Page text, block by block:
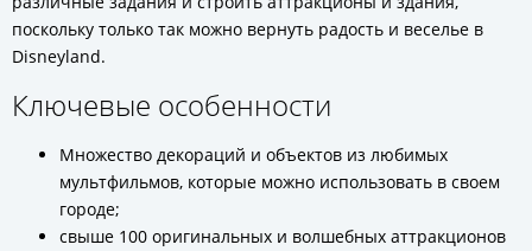
поскольку только так можно вернуть радость и веселье в
Disneyland.
Ключевые особенности
Множество декораций и объектов из любимых
мультфильмов, которые можно использовать в своем
городе;
свыше 100 оригинальных и волшебных аттракционов